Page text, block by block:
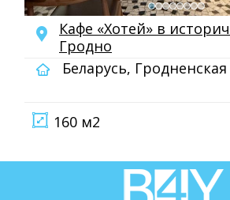
Кафе «Хотей» в
Гродно
Беларусь,
160 м2